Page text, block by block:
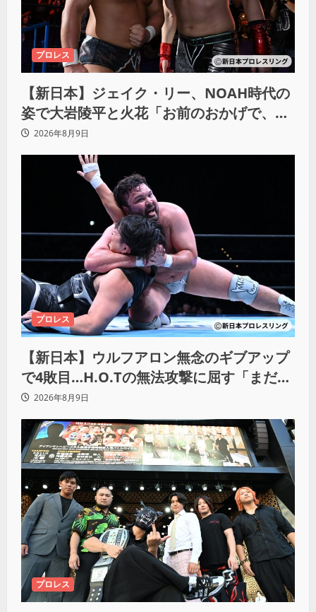
プロレス
【新日本】ジェイク・リー、NOAH時代の
姿で大岩陵平と火花「お前のおかげで、忘
れてたもの思い出したわ」
2026年8月9日
プロレス
【新日本】ウルフアロン無念のギブアップ
で4敗目…H.O.Tの無法攻撃に屈す「まだま
だ俺自身の力はこんなもんだなって」
2026年8月9日
プロレス